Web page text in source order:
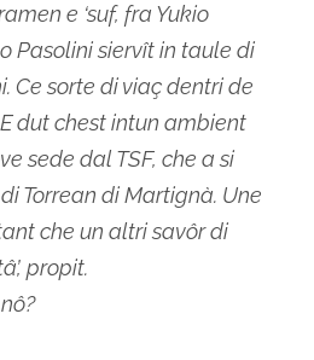
e ‘suf, fra Yukio
Pasolini siervît in taule di
Ce sorte di viaç dentri de
dut chest intun ambient
sede dal TSF, che a si
Torrean di Martignà. Une
che un altri savôr di
propit.